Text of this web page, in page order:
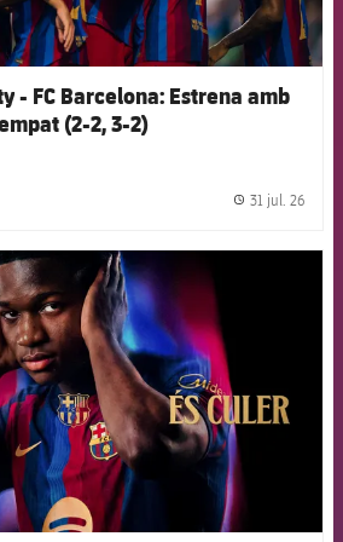
- FC Barcelona: Estrena amb
(2-2, 3-2)
31 jul. 26
FCB Barcelona badge